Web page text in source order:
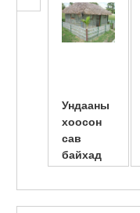
Ундааны
хоосон
сав
байхад
амьдарчих
юм байна
л даа